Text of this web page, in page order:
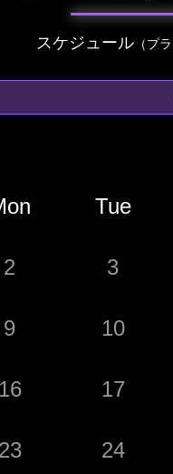
スケジュール（プ
Tue
2 3
9 10
16 17
23 24